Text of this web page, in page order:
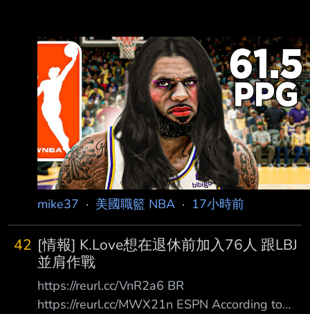
mike37 · 美國職籃 NBA · 17小時前
42 [情報] K.Love想在退休前加入76人 跟LBJ
並肩作戰
https://reurl.cc/VnR2a6 BR
https://reurl.cc/MWX21n ESPN According to